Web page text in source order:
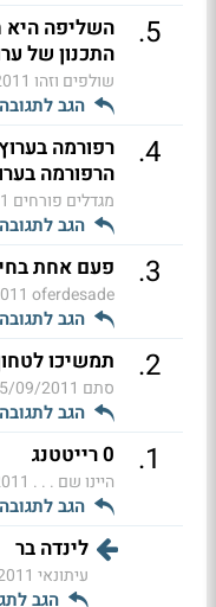
5
.
השליפה היא
התכנון של ערוץ 1
שולפים וזהו
הגב
4
.
הרפורמה
מגדלים פורחים
הגב
3
. פעם אחת
oferdesade
הגב
2
. תמשיכו
סתם 09/2011 17:46
הגב
1
. 0 רייטטנג
היינו שם . . .
הגב
לינדה בר
עיתונאי
הגב